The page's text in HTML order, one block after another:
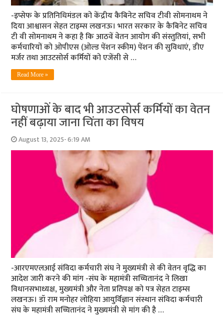
-इप्सेफ के प्रतिनिधिमंडल को केंद्रीय कैबिनेट सचिव टीवी सोमनाथम ने
दिया आश्वासन सेहत टाइम्स लखनऊ। भारत सरकार के कैबिनेट सचिव
टी वी सोमनाथम ने कहा है कि आठवें वेतन आयोग की संस्तुतियां, सभी
कर्मचारियों को ओपीएस (ओल्ड पेंशन स्कीम) पेंशन की सुविधाएं, डीए
मर्जर तथा आउटसोर्स कर्मियों को एजेंसी से …
Read More »
घोषणाओं के बाद भी आउटसोर्स कर्मियों का वेतन
नहीं बढ़ाया जाना चिंता का विषय
August 13, 2025- 6:19 AM
-आरएमएलआई संविदा कर्मचारी संघ ने मुख्यमंत्री से की वेतन वृद्धि का
आदेश जारी करने की मांग -संघ के महामंत्री सच्चितानंद ने लिखा
विधानसभाध्यक्ष, मुख्यमंत्री और नेता प्रतिपक्ष को पत्र सेहत टाइम्स
लखनऊ। डॉ राम मनोहर लोहिया आयुर्विज्ञान संस्थान संविदा कर्मचारी
संघ के महामंत्री सच्चितानंद ने मुख्यमंत्री से मांग की है …